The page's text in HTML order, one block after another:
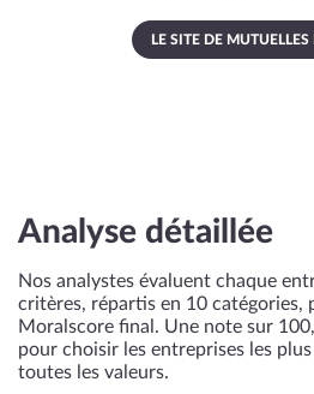
LE SITE DE
Analyse détaillée
Nos analystes évaluent chaque
critères, répartis en 10 catégories,
Moralscore final. Une note sur
pour choisir les entreprises les
toutes les valeurs.